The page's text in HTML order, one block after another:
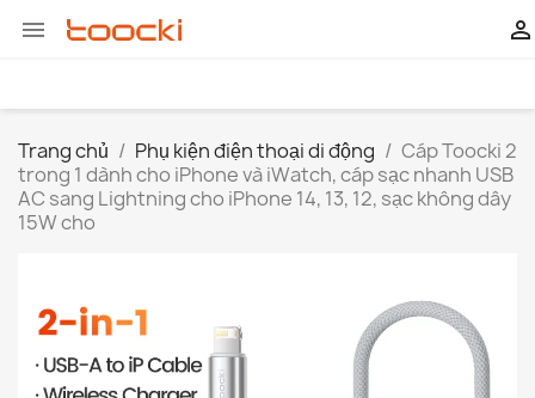
 
Trang chủ Phụ kiện điện thoại di động
Cáp Toocki 2
trong 1 dành cho iPhone và iWatch, cáp sạc nhanh USB
AC sang Lightning cho iPhone 14, 13, 12, sạc không dây
15W cho